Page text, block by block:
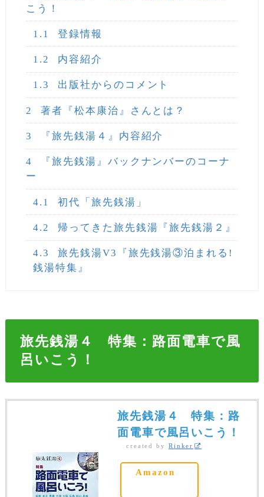
こう！
1.1 登録情報
1.2 内容紹介
1.3 出版社からのコメント
2 著者『松本康治』さんとは？
3 『旅先銭湯４』内容紹介
4
『旅先銭湯』バックナンバーのコーナ
ー
4.1 初代「旅先銭湯」
4.2 帰ってきた旅先銭湯『旅先銭湯２』
4.3
旅先銭湯V3『旅先銭湯③泊まれる!
銭湯特集』
旅先銭湯４ 特集：路面電車で風
呂いこう！
旅先銭湯４ 特集：路
面電車で風呂いこう！
created by Rinker
Amazon